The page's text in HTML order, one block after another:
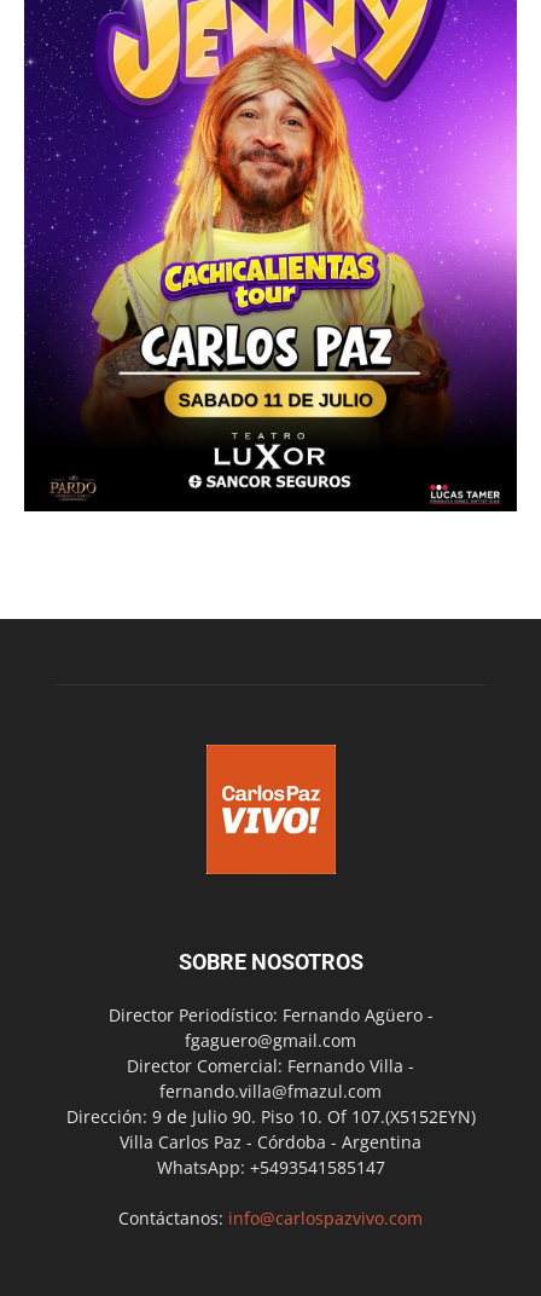
SOBRE NOSOTROS
Director Periodístico: Fernando Agüero -
fgaguero@gmail.com
Director Comercial: Fernando Villa -
fernando.villa@fmazul.com
Dirección: 9 de Julio 90. Piso 10. Of 107.(X5152EYN)
Villa Carlos Paz - Córdoba - Argentina
WhatsApp: +5493541585147
Contáctanos: info@carlospazvivo.com